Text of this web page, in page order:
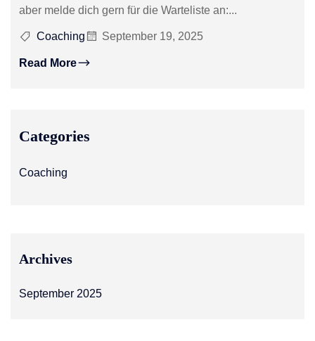
aber melde dich gern für die Warteliste an:...
Coaching September 19, 2025
Read More
Categories
Coaching
Archives
September 2025